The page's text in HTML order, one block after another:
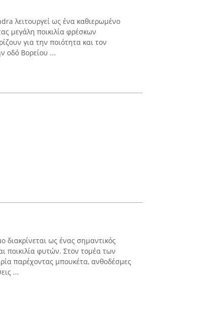
λειτουργεί ως ένα καθιερωμένο
μεγάλη ποικιλία φρέσκων
για την ποιότητα και τον
οδό Βορείου ...
διακρίνεται ως ένας σημαντικός
ποικιλία φυτών. Στον τομέα των
παρέχοντας μπουκέτα, ανθοδέσμες
...